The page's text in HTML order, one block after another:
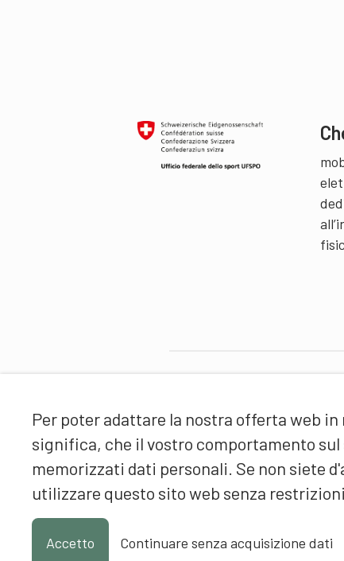
Per poter adattare la nostra offerta web
significa, che il vostro comportamento
memorizzati dati personali. Se non siete
utilizzare questo sito web senza restrizioni.
Accetto Continuare senza acquisizione dati